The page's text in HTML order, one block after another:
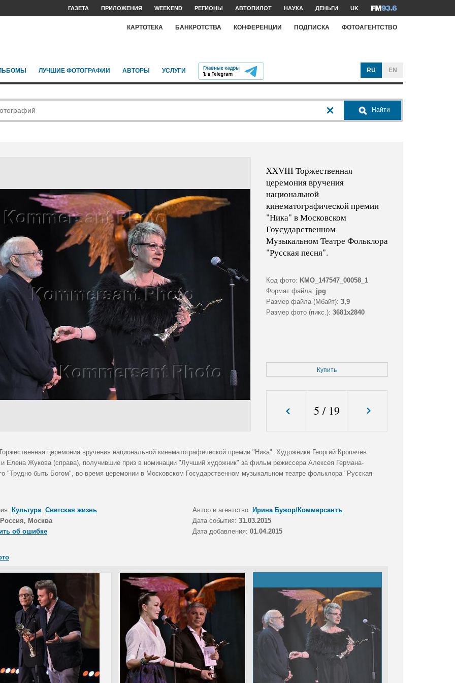
ГАЗЕТА ПРИЛОЖЕНИЯ WEEKEND РЕГИОНЫ АВТОПИЛОТ НАУКА ДЕНЬГИ UK
КАРТОТЕКА БАНКРОТСТВА КОНФЕРЕНЦИИ ПОДПИСКА ФОТОАГЕНТСТВО
ЛУЧШИЕ ФОТОГРАФИИ АВТОРЫ УСЛУГИ RU EN
Найти
XXVIII Торжественная
церемония вручения
национальной
кинематографической премии
"Ника" в Московском
Гоусударственном
Музыкальном Театре Фольклора
"Русская песня".
Код фото: KMO_147547_00058_1
Формат файла: jpg
Размер файла (Мбайт): 3,9
Размер фото (пикс.): 3681x2840
Купить
5 / 19
церемония вручения национальной кинематографической премии "Ника". Художники Георгий Кропачев
и Елена Жукова (справа), получившие приз в номинации "Лучший художник" за фильм режиссера Алексея Германа-
"Трудно быть Богом", во время церемонии в Московском Государственном музыкальном театре фольклора "Русская
Культура Светская жизнь Автор и агентство: Ирина Бужор/Коммерсантъ
Россия, Москва Дата события: 31.03.2015
об ошибке
Дата добавления: 01.04.2015